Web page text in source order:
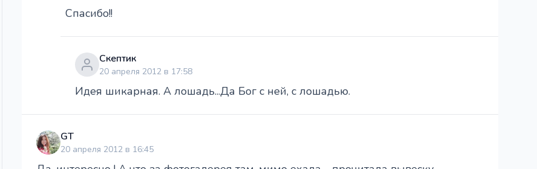
Спасибо!!
Скептик
20 апреля 2012 в 17:58
Идея шикарная. А лошадь...Да Бог с ней, с лошадью.
GT
20 апреля 2012 в 16:45